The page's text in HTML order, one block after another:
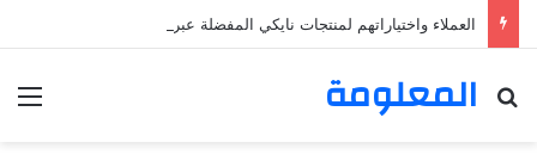
المعلومة
بحث عن